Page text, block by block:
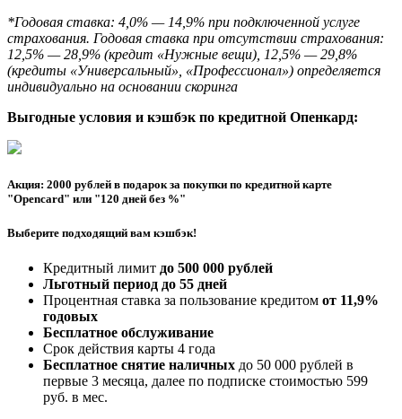
*Годовая ставка: 4,0% — 14,9% при подключенной услуге
страхования. Годовая ставка при отсутствии страхования:
12,5% — 28,9% (кредит «Нужные вещи), 12,5% — 29,8%
(кредиты «Универсальный», «Профессионал») определяется
индивидуально на основании скоринга
Выгодные условия и кэшбэк по кредитной Опенкард:
Акция: 2000 рублей в подарок за покупки по кредитной карте
"Opencard" или "120 дней без %"
Выберите подходящий вам кэшбэк!
Кредитный лимит до 500 000 рублей
Льготный период до 55 дней
Процентная ставка за пользование кредитом от 11,9%
годовых
Бесплатное обслуживание
Срок действия карты 4 года
Бесплатное снятие наличных до 50 000 рублей в
первые 3 месяца, далее по подписке стоимостью 599
руб. в мес.